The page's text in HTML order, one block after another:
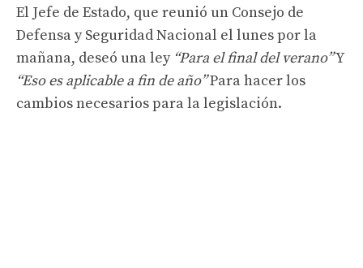
El Jefe de Estado, que reunió un Consejo de
Defensa y Seguridad Nacional el lunes por la
mañana, deseó una ley “Para el final del verano”Y
“Eso es aplicable a fin de año”Para hacer los
cambios necesarios para la legislación.